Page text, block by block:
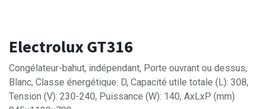
Electrolux GT316
Congélateur-bahut, indépendant, Porte ouvrant ou dessus,
Blanc, Classe énergétique: D, Capacité utile totale (L): 308,
Tension (V): 230-240, Puissance (W): 140, AxLxP (mm)